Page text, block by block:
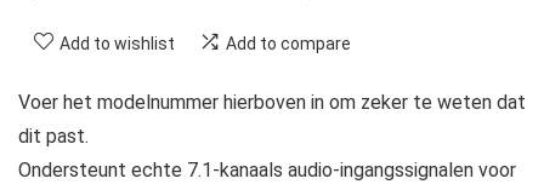
Add to wishlist Add to compare
Voer het modelnummer hierboven in om zeker te weten dat
dit past.
Ondersteunt echte 7.1-kanaals audio-ingangssignalen voor